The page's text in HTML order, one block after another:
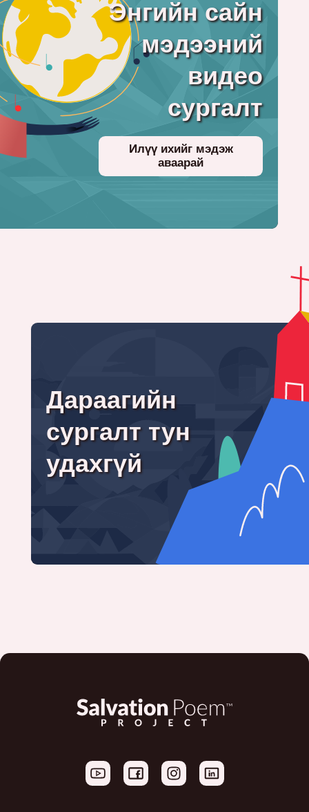
Энгийн сайн
мэдээний
видео
сургалт
Илүү ихийг мэдэж
аваарай
Дараагийн
сургалт тун
удахгүй